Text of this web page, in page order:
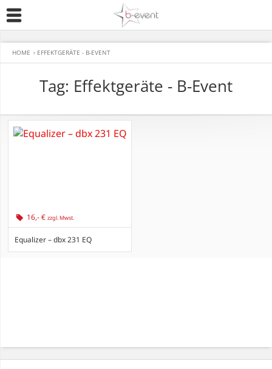
Tag: Effektgeräte - B-Event
HOME › EFFEKTGERÄTE - B-EVENT
Equalizer – dbx 231 EQ
16,- €zzgl. Mwst.